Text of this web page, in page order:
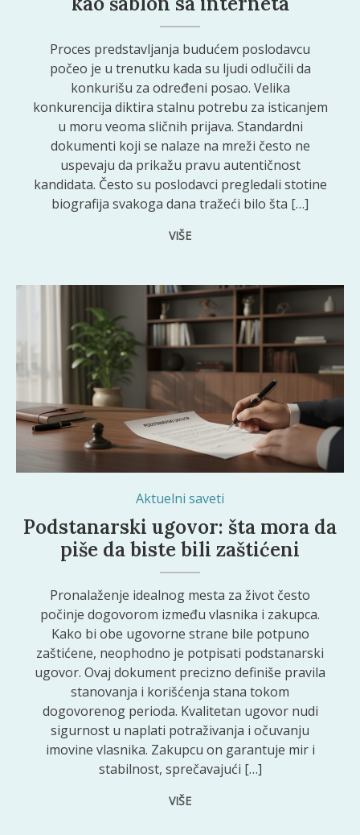
Proces predstavljanja budućem poslodavcu
počeo je u trenutku kada su ljudi odlučili da
konkurišu za određeni posao. Velika
konkurencija diktira stalnu potrebu za isticanjem
u moru veoma sličnih prijava. Standardni
dokumenti koji se nalaze na mreži često ne
uspevaju da prikažu pravu autentičnost
kandidata. Često su poslodavci pregledali stotine
biografija svakoga dana tražeći bilo šta […]
VIŠE
Aktuelni saveti
Podstanarski ugovor: šta mora da
piše da biste bili zaštićeni
Pronalaženje idealnog mesta za život često
počinje dogovorom između vlasnika i zakupca.
Kako bi obe ugovorne strane bile potpuno
zaštićene, neophodno je potpisati podstanarski
ugovor. Ovaj dokument precizno definiše pravila
stanovanja i korišćenja stana tokom
dogovorenog perioda. Kvalitetan ugovor nudi
sigurnost u naplati potraživanja i očuvanju
imovine vlasnika. Zakupcu on garantuje mir i
stabilnost, sprečavajući […]
VIŠE